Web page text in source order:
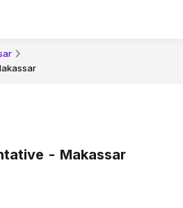
- Makassar